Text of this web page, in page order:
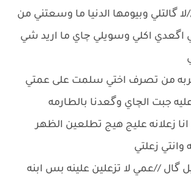
گالتلي وبيومها الدنيا ما وسعتني من
اگعدي اكلي وسويلي چاي ما اريد شي
من تصرف اختي سلمت على عمتي
جبت الچاي وگعدنا بالطارمه
زعلانه عليج هيج تطلعين الظهر
زعلتي
گال //عمي لا تزعلين علينه بس ابنه